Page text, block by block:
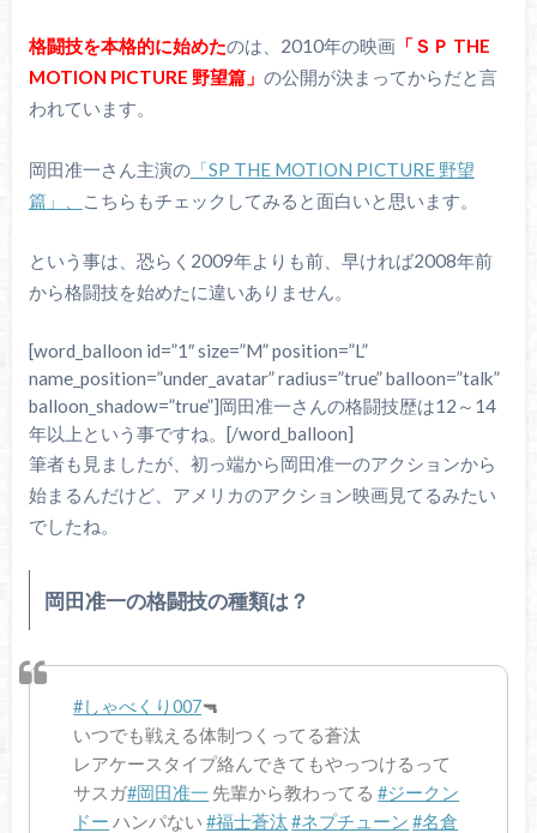
格闘技を本格的に始めたのは、2010年の映画「ＳＰ THE
MOTION PICTURE 野望篇」 の公開が決まってからだと言
われています。
岡田准一さん主演の「SP THE MOTION PICTURE 野望
篇」、
こちらもチェックしてみると面白いと思います。
という事は、恐らく2009年よりも前、早ければ2008年前
から格闘技を始めたに違いありません。
[word_balloon id=”1″ size=”M” position=”L”
name_position=”under_avatar” radius=”true” balloon=”talk”
balloon_shadow=”true”]岡田准一さんの格闘技歴は12～14
年以上という事ですね。[/word_balloon]
筆者も見ましたが、初っ端から岡田准一のアクションから
始まるんだけど、アメリカのアクション映画見てるみたい
でしたね。
岡田准一の格闘技の種類は？
#しゃべくり007🔫
いつでも戦える体制つくってる蒼汰
レアケースタイプ絡んできてもやっつけるって
サスガ#岡田准一 先輩から教わってる#ジークン
ドー ハンパない#福士蒼汰 #ネプチューン #名倉